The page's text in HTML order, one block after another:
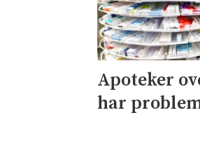
Apoteker
har